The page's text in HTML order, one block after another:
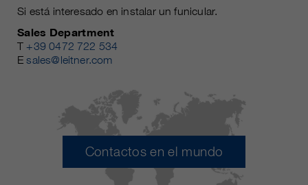
Si está interesado en instalar un funicular.
Sales Department
T +39 0472 722 534
Esales@leitner.com
Contactos en el mundo